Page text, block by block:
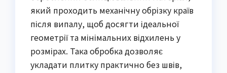
який проходить механічну обрізку країв
після випалу, щоб досягти ідеальної
геометрії та мінімальних відхилень у
розмірах. Така обробка дозволяє
укладати плитку практично без швів,